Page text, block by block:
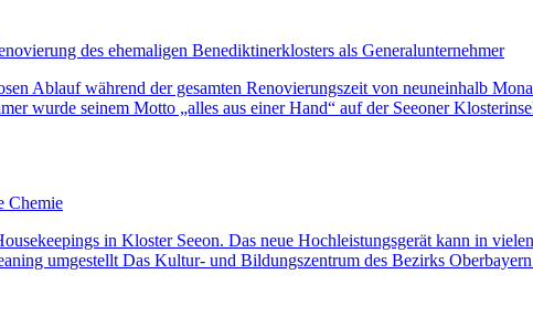
des ehemaligen Benediktinerklosters als Generalunternehmer
Ablauf während der gesamten Renovierungszeit von neuneinhalb
wurde seinem Motto „alles aus einer Hand“ auf der Seeoner
Chemie
in Kloster Seeon. Das neue Hochleistungsgerät kann in
umgestellt Das Kultur- und Bildungszentrum des Bezirks